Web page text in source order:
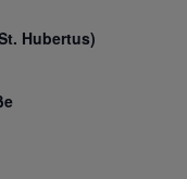
Hubertus)